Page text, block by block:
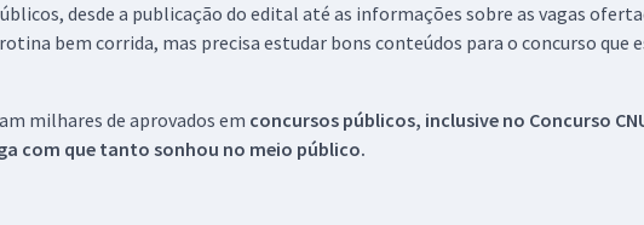
desde a publicação do edital até as informações sobre as vagas
bem corrida, mas precisa estudar bons conteúdos para o concurso que
milhares de aprovados em concursos públicos, inclusive no Concurso
com que tanto sonhou no meio público.